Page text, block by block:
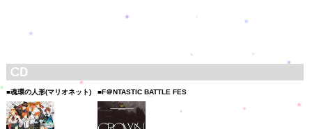
■魂環の人形(マリオネット) ■F＠NTASTIC BATTLE FES